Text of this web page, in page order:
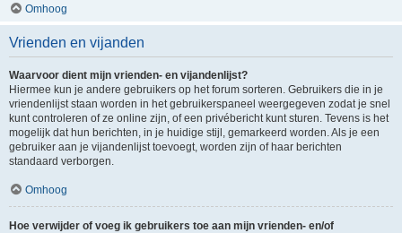
Omhoog
Vrienden en vijanden
Waarvoor dient mijn vrienden- en vijandenlijst?
Hiermee kun je andere gebruikers op het forum sorteren. Gebruikers die in je
vriendenlijst staan worden in het gebruikerspaneel weergegeven zodat je snel
kunt controleren of ze online zijn, of een privébericht kunt sturen. Tevens is het
mogelijk dat hun berichten, in je huidige stijl, gemarkeerd worden. Als je een
gebruiker aan je vijandenlijst toevoegt, worden zijn of haar berichten
standaard verborgen.
Omhoog
Hoe verwijder of voeg ik gebruikers toe aan mijn vrienden- en/of